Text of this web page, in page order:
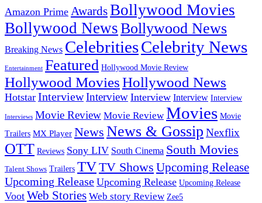
Amazon Prime AwardsBollywood Movies
Bollywood NewsBollywood News
Breaking News CelebritiesCelebrity News
Entertainment Featured Hollywood Movie Review
Hollywood MoviesHollywood News
Hotstar InterviewInterview Interview Interview Interview
Interviews Movie Review Movie Review Movies Movie
Trailers MX Player News News & Gossip Nexflix
OTT Reviews Sony LIV South Cinema South Movies
Talent Shows Trailers TVTV Shows Upcoming Release
Upcoming Release Upcoming Release Upcoming Release
Voot Web Stories Web story Review Zee5